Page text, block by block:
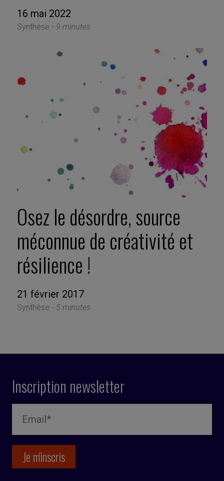
16 mai 2022
Synthèse - 9 minutes
Osez le désordre, source
méconnue de créativité et
résilience !
21 février 2017
Synthèse - 5 minutes
Inscription newsletter